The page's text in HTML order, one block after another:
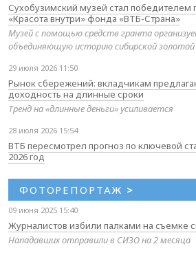
Сухобузимский музей стал победителем
«Красота внутри» фонда «ВТБ-Страна»
Музей с помощью средств гранта
объединяющую историю сибирской золотой
29 июля 2026 11:50
Рынок сбережений: вкладчикам
доходность на длинные сроки
Тренд на «длинные деньги» усиливается
28 июля 2026 15:54
ВТБ пересмотрел прогноз по ключевой
2026 год
ФОТОРЕПОРТАЖ >
09 июня 2025 15:40
Журналистов избили палками на съемке
Нападавших отправили в СИЗО на 2 месяца